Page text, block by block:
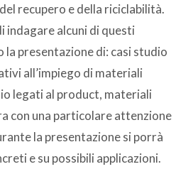
recupero e della riciclabilità.
indagare alcuni di questi
presentazione di: casi studio
all’impiego di materiali
legati al product, materiali
con una particolare attenzione
la presentazione si porrà
e su possibili applicazioni.